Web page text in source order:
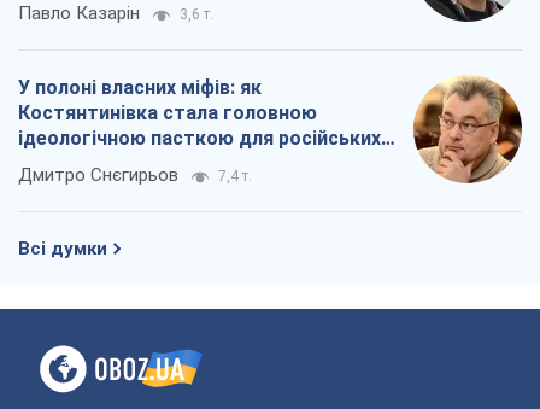
Павло Казарін 3,6 т.
У полоні власних міфів: як
Костянтинівка стала головною
ідеологічною пасткою для російських
окупантів
Дмитро Снєгирьов 7,4 т.
Всі думки